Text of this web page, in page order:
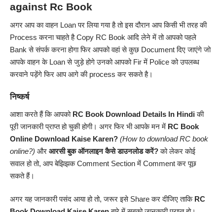
against Rc Book
अगर आप का वाहन Loan पर लिया गया है तो इस दौरान आप किसी भी तरह की
Process करना चाहते है Copy RC Book आदि लेने में तो आपको पहले
Bank से संपर्क करना होगा फिर आपको वहां से कुछ Document दिए जाएंगे जो
आपके वाहन के Loan से जुड़े होगे उनको आपको Fir में Police को उपलब्ध
करवाने पड़ेंगे फिर आप आगे की process कर सकते है।
निष्कर्ष
आशा करते हैं कि आपको RC Book Download Details In Hindiकी
पूरी जानकारी प्राप्त हो चुकी होगी। अगर फिर भी आपके मन में RC Book
Online Download Kaise Karen? (How to download RC book
online?) और आरसी बुक ऑनलाइन कैसे डाउनलोड करें?को लेकर कोई
सवाल हो तो, आप बेझिझक Comment Section में Comment कर पूछ
सकते हैं।
अगर यह जानकारी पसंद आया हो तो, जरूर इसे Share कर दीजिए ताकिRC